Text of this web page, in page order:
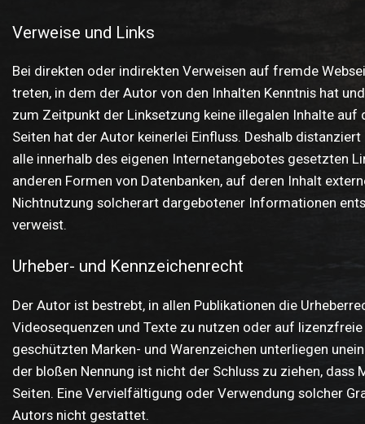
Verweise und Links
Bei direkten oder indirekten Verweisen auf fremde
treten, in dem der Autor von den Inhalten Kenntnis hat
zum Zeitpunkt der Linksetzung keine illegalen Inhalte
Seiten hat der Autor keinerlei Einfluss. Deshalb
alle innerhalb des eigenen Internetangebotes gesetzten
anderen Formen von Datenbanken, auf deren Inhalt
Nichtnutzung solcherart dargebotener Informationen
verweist.
Urheber- und Kennzeichenrecht
Der Autor ist bestrebt, in allen Publikationen die
Videosequenzen und Texte zu nutzen oder auf
geschützten Marken- und Warenzeichen unterliegen
der bloßen Nennung ist nicht der Schluss zu ziehen,
Seiten. Eine Vervielfältigung oder Verwendung solcher
Autors nicht gestattet.